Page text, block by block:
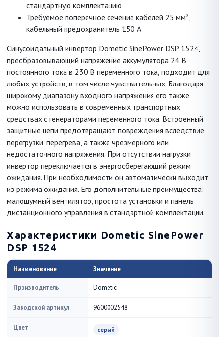
стандартную комплектацию
Требуемое поперечное сечение кабелей 25 мм²,
кабельный предохранитель 150 А
Синусоидальный инвертор Dometic SinePower DSP 1524,
преобразовывающий напряжение аккумулятора 24 В
постоянного тока в 230 В переменного тока, подходит для
любых устройств, в том числе чувствительных. Благодаря
широкому диапазону входного напряжения его также
можно использовать в современных транспортных
средствах с генераторами переменного тока. Встроенный
защитные цепи предотвращают повреждения вследствие
перегрузки, перегрева, а также чрезмерного или
недостаточного напряжения. При отсутствии нагрузки
инвертор переключается в энергосберегающий режим
ожидания. При необходимости он автоматически выходит
из режима ожидания. Его дополнительные преимущества:
малошумный вентилятор, простота установки и панель
дистанционного управления в стандартной комплектации.
Характеристики Dometic SinePower
DSP 1524
Наименование Значение
Производитель Dometic
Заводской артикул 9600002548
Цвет серый